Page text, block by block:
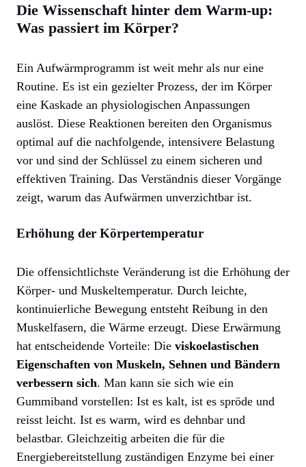
Die Wissenschaft hinter dem Warm-up:
Was passiert im Körper?
Ein Aufwärmprogramm ist weit mehr als nur eine
Routine. Es ist ein gezielter Prozess, der im Körper
eine Kaskade an physiologischen Anpassungen
auslöst. Diese Reaktionen bereiten den Organismus
optimal auf die nachfolgende, intensivere Belastung
vor und sind der Schlüssel zu einem sicheren und
effektiven Training. Das Verständnis dieser Vorgänge
zeigt, warum das Aufwärmen unverzichtbar ist.
Erhöhung der Körpertemperatur
Die offensichtlichste Veränderung ist die Erhöhung der
Körper- und Muskeltemperatur. Durch leichte,
kontinuierliche Bewegung entsteht Reibung in den
Muskelfasern, die Wärme erzeugt. Diese Erwärmung
hat entscheidende Vorteile: Die viskoelastischen
Eigenschaften von Muskeln, Sehnen und Bändern
verbessern sich. Man kann sie sich wie ein
Gummiband vorstellen: Ist es kalt, ist es spröde und
reisst leicht. Ist es warm, wird es dehnbar und
belastbar. Gleichzeitig arbeiten die für die
Energiebereitstellung zuständigen Enzyme bei einer